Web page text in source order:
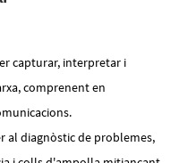
capturar, interpretar i
comprenent en
al diagnòstic de problemes,